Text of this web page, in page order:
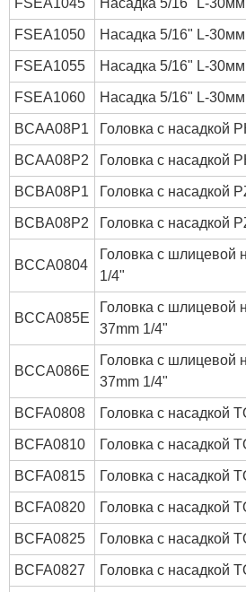
FSEA1050 Насадка 5/16" L-
FSEA1055 Насадка 5/16" L-
FSEA1060 Насадка 5/16" L-
BCAA08P1 Головка с насадкой
BCAA08P2 Головка с насадкой
BCBA08P1 Головка с насадкой
BCBA08P2 Головка с насадкой
BCCA0804
Головка с шлицевой
1/4"
BCCA085E
Головка с шлицевой
37mm 1/4"
BCCA086E
Головка с шлицевой
37mm 1/4"
BCFA0808 Головка с насадкой
BCFA0810 Головка с насадкой
BCFA0815 Головка с насадкой
BCFA0820 Головка с насадкой
BCFA0825 Головка с насадкой
BCFA0827 Головка с насадкой